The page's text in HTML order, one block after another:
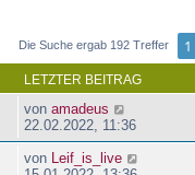
Die Suche ergab 192 Treffer 1
LETZTER BEITRAG
von amadeus
22.02.2022, 11:36
von
Leif_is_live